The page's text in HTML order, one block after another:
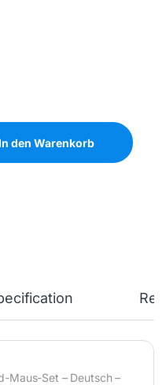
In den Warenkorb
Maus-Set – Deutsch –